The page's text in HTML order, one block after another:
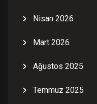
Nisan 2026
Mart 2026
Ağustos 2025
Temmuz 2025